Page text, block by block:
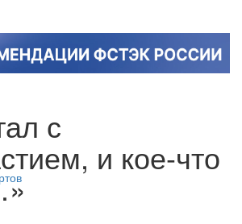
с
и кое-что